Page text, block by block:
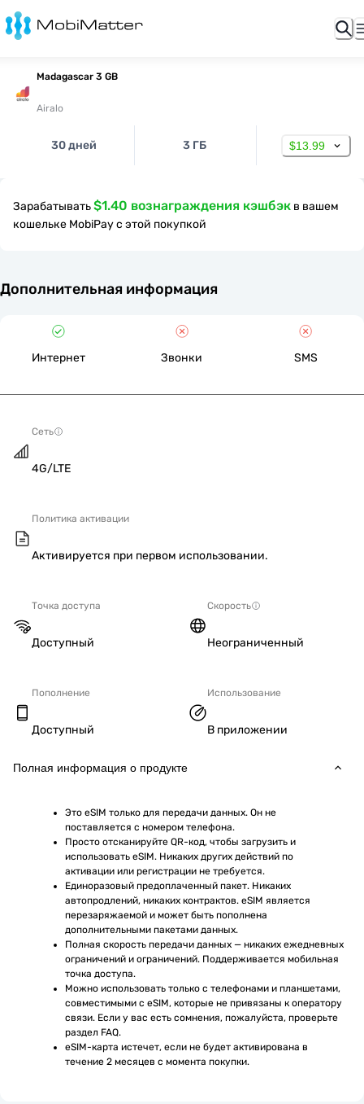
Madagascar 3 GB
Airalo
30 дней 3 ГБ $13.99
Зарабатывать$1.40 вознаграждения кэшбэк в вашем
кошельке MobiPay с этой покупкой
Дополнительная информация
Интернет Звонки SMS
Сеть
4G/LTE
Политика активации
Активируется при первом использовании.
Точка доступа
Доступный
Скорость
Неограниченный
Пополнение
Доступный
Использование
В приложении
Полная информация о продукте
Это eSIM только для передачи данных. Он не
поставляется с номером телефона.
Просто отсканируйте QR-код, чтобы загрузить и
использовать eSIM. Никаких других действий по
активации или регистрации не требуется.
Единоразовый предоплаченный пакет. Никаких
автопродлений, никаких контрактов. eSIM является
перезаряжаемой и может быть пополнена
дополнительными пакетами данных.
Полная скорость передачи данных — никаких ежедневных
ограничений и ограничений. Поддерживается мобильная
точка доступа.
Можно использовать только с телефонами и планшетами,
совместимыми с eSIM, которые не привязаны к оператору
связи. Если у вас есть сомнения, пожалуйста, проверьте
раздел FAQ.
eSIM-карта истечет, если не будет активирована в
течение 2 месяцев с момента покупки.